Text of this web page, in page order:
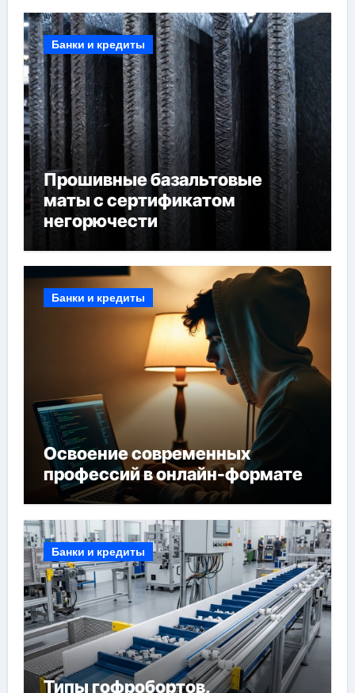
Банки и кредиты
Прошивные базальтовые
маты с сертификатом
негорючести
Банки и кредиты
Освоение современных
профессий в онлайн-формате
Банки и кредиты
Типы гофробортов,